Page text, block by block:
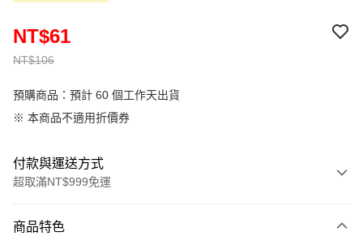
NT$106
NT$61
預購商品：預計 60 個工作天出貨
※ 本商品不適用折價券
付款與運送方式
超取滿NT$999免運
信用卡一次付款
商品特色